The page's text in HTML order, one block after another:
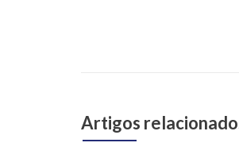
Artigos